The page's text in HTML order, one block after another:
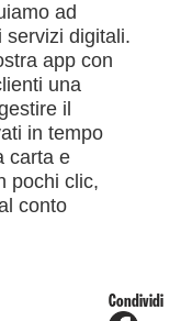
ad
servizi digitali.
app con
una
il
in tempo
carta e
pochi clic,
conto
Condividi